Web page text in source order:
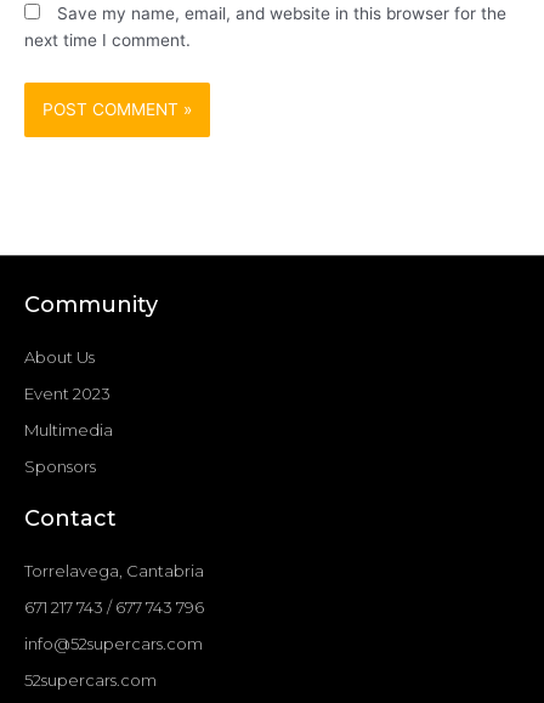
Save my name, email, and website in this browser for the
next time I comment.
Community
About Us
Event 2023
Multimedia
Sponsors
Contact
Torrelavega, Cantabria
671 217 743 / 677 743 796
info@52supercars.com
52supercars.com